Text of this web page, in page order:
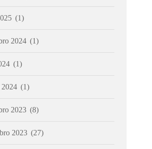
(1)
2024 (1)
(1)
2024 (1)
2023 (8)
2023 (27)